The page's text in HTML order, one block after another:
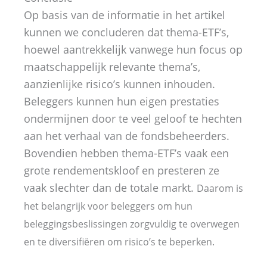
Op basis van de informatie in het artikel
kunnen we concluderen dat thema-ETF’s,
hoewel aantrekkelijk vanwege hun focus op
maatschappelijk relevante thema’s,
aanzienlijke risico’s kunnen inhouden.
Beleggers kunnen hun eigen prestaties
ondermijnen door te veel geloof te hechten
aan het verhaal van de fondsbeheerders.
Bovendien hebben thema-ETF’s vaak een
grote rendementskloof en presteren ze
vaak slechter dan de totale markt. Daarom is
het belangrijk voor beleggers om hun
beleggingsbeslissingen zorgvuldig te overwegen
en te diversifiëren om risico’s te beperken.